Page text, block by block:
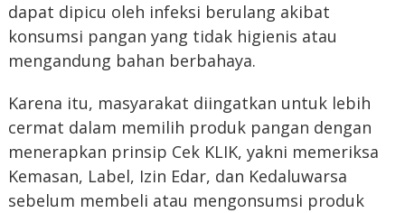
dapat dipicu oleh infeksi berulang akibat
konsumsi pangan yang tidak higienis atau
mengandung bahan berbahaya.
Karena itu, masyarakat diingatkan untuk lebih
cermat dalam memilih produk pangan dengan
menerapkan prinsip Cek KLIK, yakni memeriksa
Kemasan, Label, Izin Edar, dan Kedaluwarsa
sebelum membeli atau mengonsumsi produk